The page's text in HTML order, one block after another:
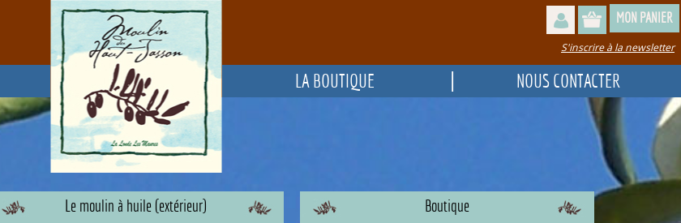
LA BOUTIQUE | NOUS CONTACTER
MON PANIER
S'inscrire à la newsletter
Le moulin à huile (extérieur) Boutique